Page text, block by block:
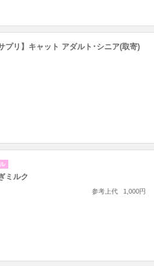
プリ】キャット アダルト･シニア(取寄)
ミルク
参考上代 1,000円